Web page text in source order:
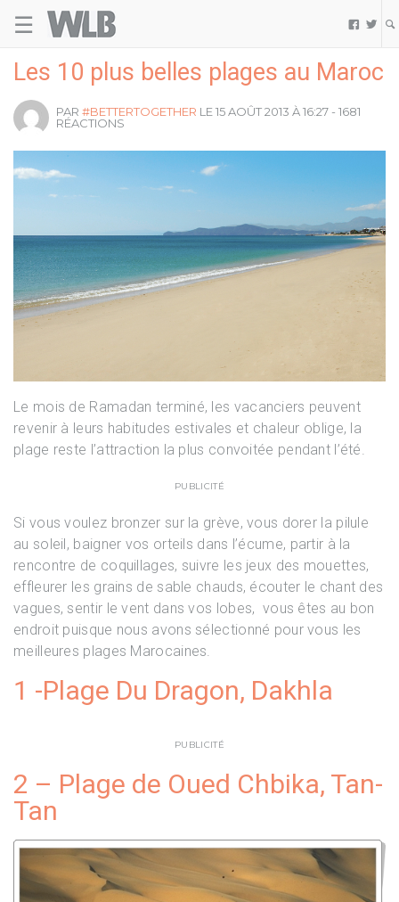
☰  
Les 10 plus belles plages au Maroc
PAR #BETTERTOGETHER LE 15 AOÛT 2013 À 16:27 - 1681
RÉACTIONS
Le mois de Ramadan terminé, les vacanciers peuvent
revenir à leurs habitudes estivales et chaleur oblige, la
plage reste l’attraction la plus convoitée pendant l’été.
PUBLICITÉ
Si vous voulez bronzer sur la grève, vous dorer la pilule
au soleil, baigner vos orteils dans l’écume, partir à la
rencontre de coquillages, suivre les jeux des mouettes,
effleurer les grains de sable chauds, écouter le chant des
vagues, sentir le vent dans vos lobes, vous êtes au bon
endroit puisque nous avons sélectionné pour vous les
meilleures plages Marocaines.
1 -Plage Du Dragon, Dakhla
PUBLICITÉ
2 – Plage de Oued Chbika, Tan-
Tan